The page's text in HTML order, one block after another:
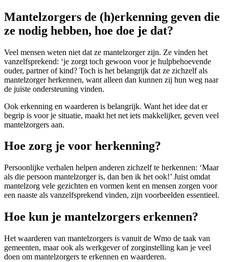
Mantelzorgers de (h)erkenning geven die
ze nodig hebben, hoe doe je dat?
Veel mensen weten niet dat ze mantelzorger zijn. Ze vinden het
vanzelfsprekend: ‘je zorgt toch gewoon voor je hulpbehoevende
ouder, partner of kind? Toch is het belangrijk dat ze zichzelf als
mantelzorger herkennen, want alleen dan kunnen zij hun weg naar
de juiste ondersteuning vinden.
Ook erkenning en waarderen is belangrijk. Want het idee dat er
begrip is voor je situatie, maakt het net iets makkelijker, geven veel
mantelzorgers aan.
Hoe zorg je voor herkenning?
Persoonlijke verhalen helpen anderen zichzelf te herkennen: ‘Maar
als die persoon mantelzorger is, dan ben ik het ook!’ Juist omdat
mantelzorg vele gezichten en vormen kent en mensen zorgen voor
een naaste als vanzelfsprekend vinden, zijn voorbeelden essentieel.
Hoe kun je mantelzorgers erkennen?
Het waarderen van mantelzorgers is vanuit de Wmo de taak van
gemeenten, maar ook als werkgever of zorginstelling kan je veel
doen om mantelzorgers te erkennen en waarderen.